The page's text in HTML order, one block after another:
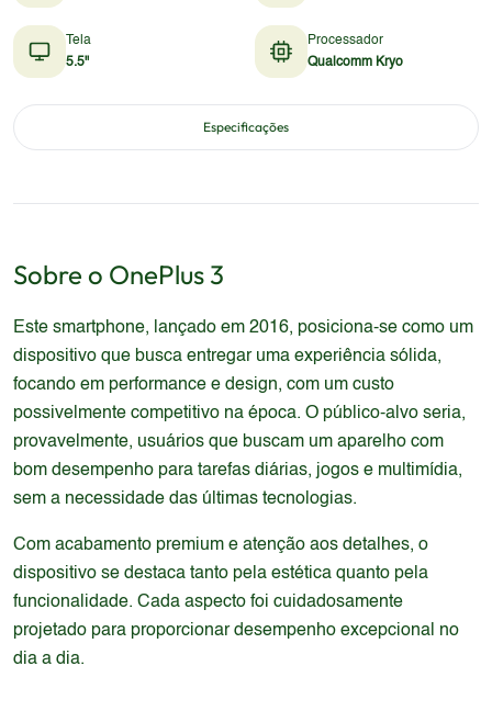
Tela
5.5"
Processador
Qualcomm Kryo
Especificações
Sobre o OnePlus 3
Este smartphone, lançado em 2016, posiciona-se como um
dispositivo que busca entregar uma experiência sólida,
focando em performance e design, com um custo
possivelmente competitivo na época. O público-alvo seria,
provavelmente, usuários que buscam um aparelho com
bom desempenho para tarefas diárias, jogos e multimídia,
sem a necessidade das últimas tecnologias.
Com acabamento premium e atenção aos detalhes, o
dispositivo se destaca tanto pela estética quanto pela
funcionalidade. Cada aspecto foi cuidadosamente
projetado para proporcionar desempenho excepcional no
dia a dia.